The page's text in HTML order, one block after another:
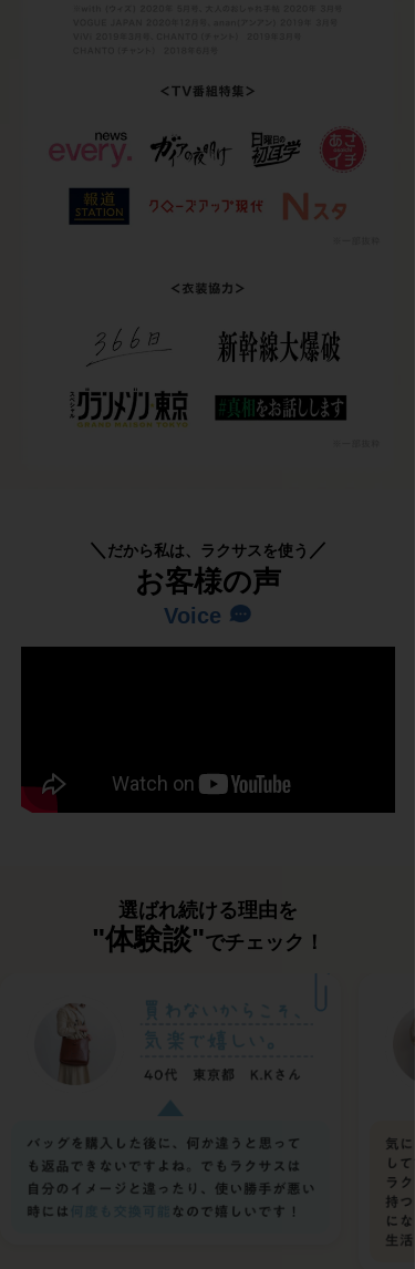
だから私は、ラクサスを使う
お客様の声
Voice
選ばれ続ける理由を
"体験談"でチェック！